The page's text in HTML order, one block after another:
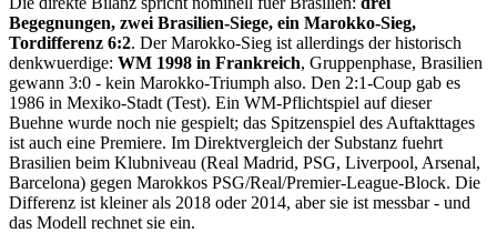
Begegnungen, zwei Brasilien-Siege, ein Marokko-Sieg,
Tordifferenz 6:2. Der Marokko-Sieg ist allerdings der historisch
denkwuerdige: WM 1998 in Frankreich, Gruppenphase, Brasilien
gewann 3:0 - kein Marokko-Triumph also. Den 2:1-Coup gab es
1986 in Mexiko-Stadt (Test). Ein WM-Pflichtspiel auf dieser
Buehne wurde noch nie gespielt; das Spitzenspiel des Auftakttages
ist auch eine Premiere. Im Direktvergleich der Substanz fuehrt
Brasilien beim Klubniveau (Real Madrid, PSG, Liverpool, Arsenal,
Barcelona) gegen Marokkos PSG/Real/Premier-League-Block. Die
Differenz ist kleiner als 2018 oder 2014, aber sie ist messbar - und
das Modell rechnet sie ein.